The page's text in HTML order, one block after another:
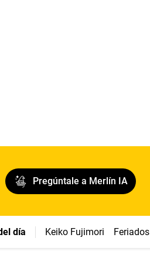
Pregúntale a Merlín IA
día Keiko Fujimori Feriados